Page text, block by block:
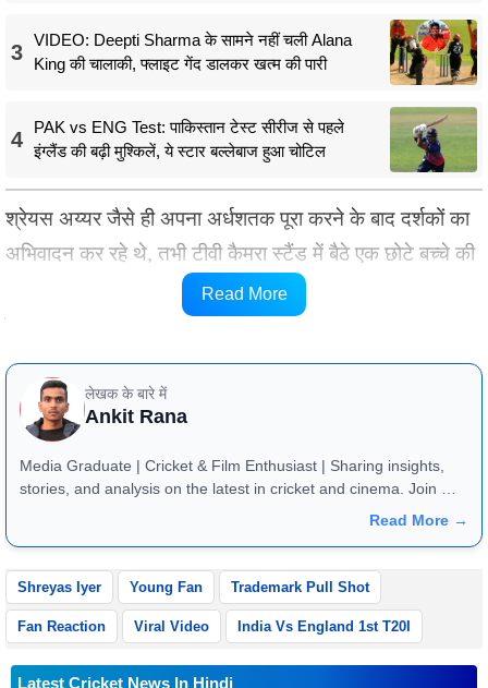
3
VIDEO: Deepti Sharma के सामने नहीं चली Alana
King की चालाकी, फ्लाइट गेंद डालकर खत्म की पारी
4
PAK vs ENG Test: पाकिस्तान टेस्ट सीरीज से पहले
इंग्लैंड की बढ़ी मुश्किलें, ये स्टार बल्लेबाज हुआ चोटिल
श्रेयस अय्यर जैसे ही अपना अर्धशतक पूरा करने के बाद दर्शकों का
अभिवादन कर रहे थे, तभी टीवी कैमरा स्टैंड में बैठे एक छोटे बच्चे की
ओर गया। बच्चे के पास एक छोटा सा क्रिकेट बैट था और वह बेहद
उत्साहित नजर आ रहा था।
Read More
लेखक के बारे में
Ankit Rana
Media Graduate | Cricket & Film Enthusiast | Sharing insights,
stories, and analysis on the latest in cricket and cinema. Join me
Read More →
Shreyas Iyer Young Fan Trademark Pull Shot
Fan Reaction Viral Video India Vs England 1st T20I
Latest Cricket News In Hindi